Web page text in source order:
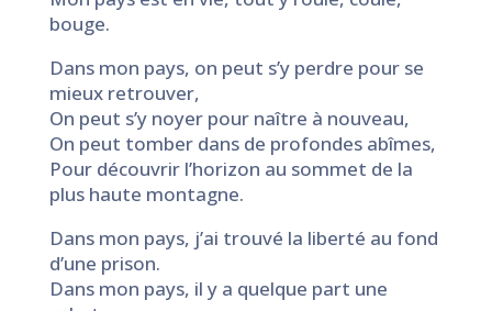
bouge.
Dans mon pays, on peut s’y perdre pour se
mieux retrouver,
On peut s’y noyer pour naître à nouveau,
On peut tomber dans de profondes abîmes,
Pour découvrir l’horizon au sommet de la
plus haute montagne.
Dans mon pays, j’ai trouvé la liberté au fond
d’une prison.
Dans mon pays, il y a quelque part une